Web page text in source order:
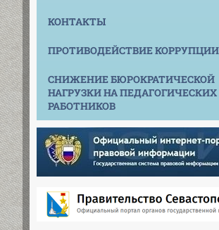
КОНТАКТЫ
ПРОТИВОДЕЙСТВИЕ КОРРУПЦИИ
СНИЖЕНИЕ БЮРОКРАТИЧЕСКОЙ
НАГРУЗКИ НА ПЕДАГОГИЧЕСКИХ
РАБОТНИКОВ